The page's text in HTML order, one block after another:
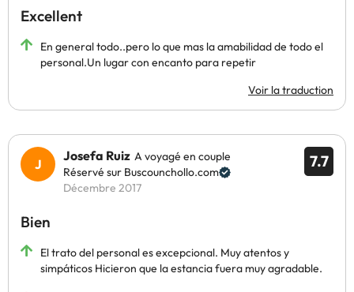
Excellent
En general todo..pero lo que mas la amabilidad de todo el
personal.Un lugar con encanto para repetir
Voir la traduction
7.7
Josefa Ruiz A voyagé en couple
Réservé sur Buscounchollo.com
Décembre 2017
Bien
El trato del personal es excepcional. Muy atentos y
simpáticos Hicieron que la estancia fuera muy agradable.